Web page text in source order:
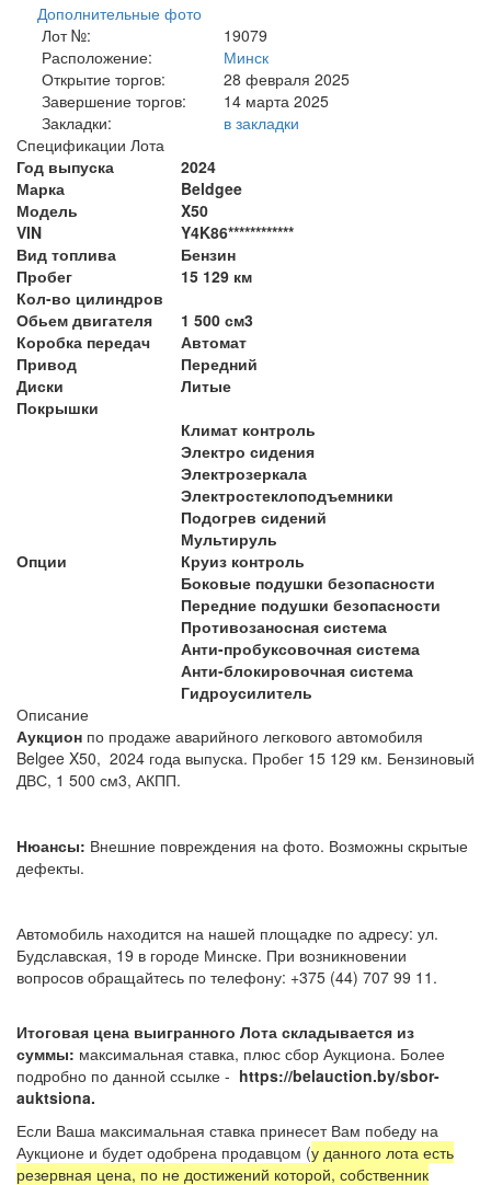
Дополнительные фото
Лот №:
19079
Расположение:
Минск
Открытие торгов:
28 февраля 2025
Завершение торгов:
14 марта 2025
Закладки:
в закладки
Спецификации Лота
Год выпуска
2024
Марка
Beldgee
Модель
X50
VIN
Y4K86************
Вид топлива
Бензин
Пробег
15 129 км
Кол-во цилиндров
Обьем двигателя
1 500 см3
Коробка передач
Автомат
Привод
Передний
Диски
Литые
Покрышки
Опции
Климат контроль
Электро сидения
Электрозеркала
Электростеклоподъемники
Подогрев сидений
Мультируль
Круиз контроль
Боковые подушки безопасности
Передние подушки безопасности
Противозаносная система
Анти-пробуксовочная система
Анти-блокировочная система
Гидроусилитель
Описание
Аукцион по продаже аварийного легкового автомобиля
Belgee X50, 2024 года выпуска. Пробег 15 129 км. Бензиновый
ДВС, 1 500 см3, АКПП.
Нюансы: Внешние повреждения на фото. Возможны скрытые
дефекты.
Автомобиль находится на нашей площадке по адресу: ул.
Будславская, 19 в городе Минске. При возникновении
вопросов обращайтесь по телефону: +375 (44) 707 99 11.
Итоговая цена выигранного Лота складывается из
суммы: максимальная ставка, плюс сбор Аукциона. Более
подробно по данной ссылке - https://belauction.by/sbor-
auktsiona.
Если Ваша максимальная ставка принесет Вам победу на
Аукционе и будет одобрена продавцом (у данного лота есть
резервная цена, по не достижений которой, собственник